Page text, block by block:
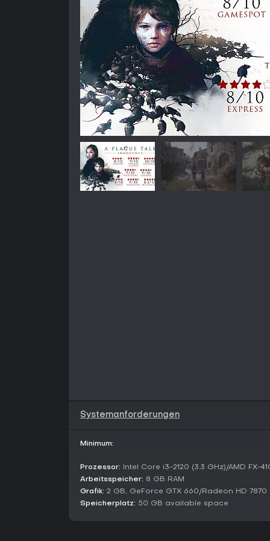
Systemanforderungen
Minimum:
Prozessor: Intel Core i3-2120 (3.3 GHz)/AMD FX-
Arbeitsspeicher: 8 GB RAM
Grafik: 2 GB, GeForce GTX 660/Radeon HD 7870
Speicherplatz: 50 GB available space